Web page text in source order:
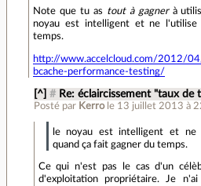
Note que tu as tout à gagnerà
noyau est intelligent et ne
temps.
http://www.accelcloud.com/2012/
bcache-performance-testing/
[^] # Re: éclaircissement "taux de
Posté par Kerro le 13 juillet 2013 à
le noyau est intelligent et ne
quand ça fait gagner du temps.
Ce qui n'est pas le cas d'un
d'exploitation propriétaire. Je